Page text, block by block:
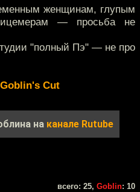
женщинам, глупым
— просьба не
"полный Пэ" — не про
Cut
на канале Rutube
всего: 25, Goblin: 10